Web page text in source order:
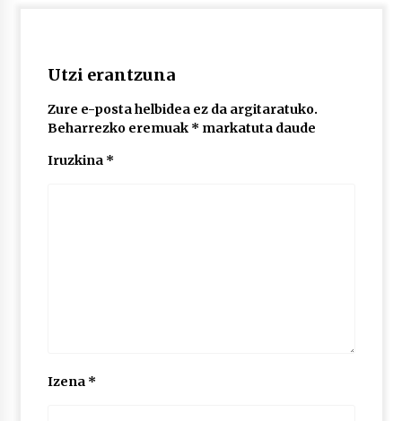
Tiga, Twisted Teens, Underscores, Habia
Utzi erantzuna
Zure e-posta helbidea ez da argitaratuko.
Beharrezko eremuak * markatuta daude
Iruzkina *
Izena *